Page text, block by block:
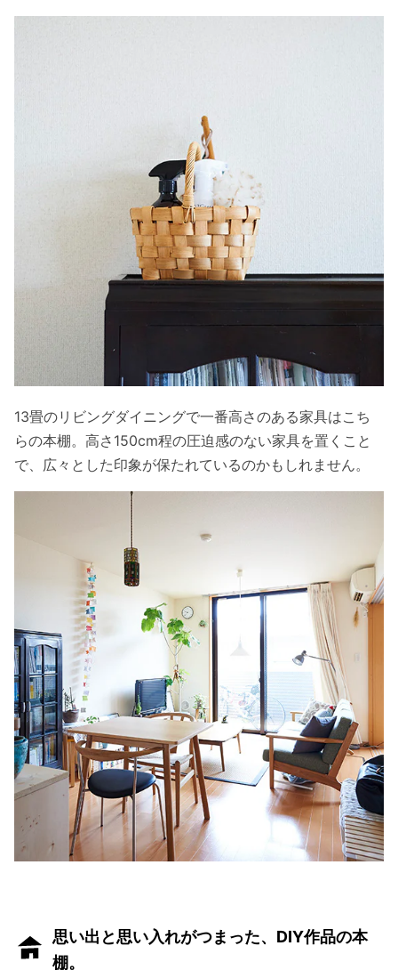
13畳のリビングダイニングで一番高さのある家具はこち
らの本棚。高さ150cm程の圧迫感のない家具を置くこと
で、広々とした印象が保たれているのかもしれません。
思い出と思い入れがつまった、DIY作品の本
棚。